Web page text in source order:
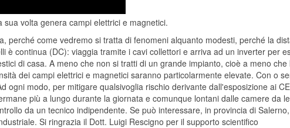
volta genera campi elettrici e magnetici.
perché come vedremo si tratta di fenomeni alquanto modesti, perché la
è continua (DC): viaggia tramite i cavi collettori e arriva ad un inverter per
di casa. A meno che non si tratti di un grande impianto, cioè a meno
dei campi elettrici e magnetici saranno particolarmente elevate. Con o
ogni modo, per mitigare qualsivoglia rischio derivante dall'esposizione ai
più a lungo durante la giornata e comunque lontani dalle camere da
da un tecnico indipendente. Se può interessare, in provincia di
Si ringrazia il Dott. Luigi Rescigno per il supporto scientifico